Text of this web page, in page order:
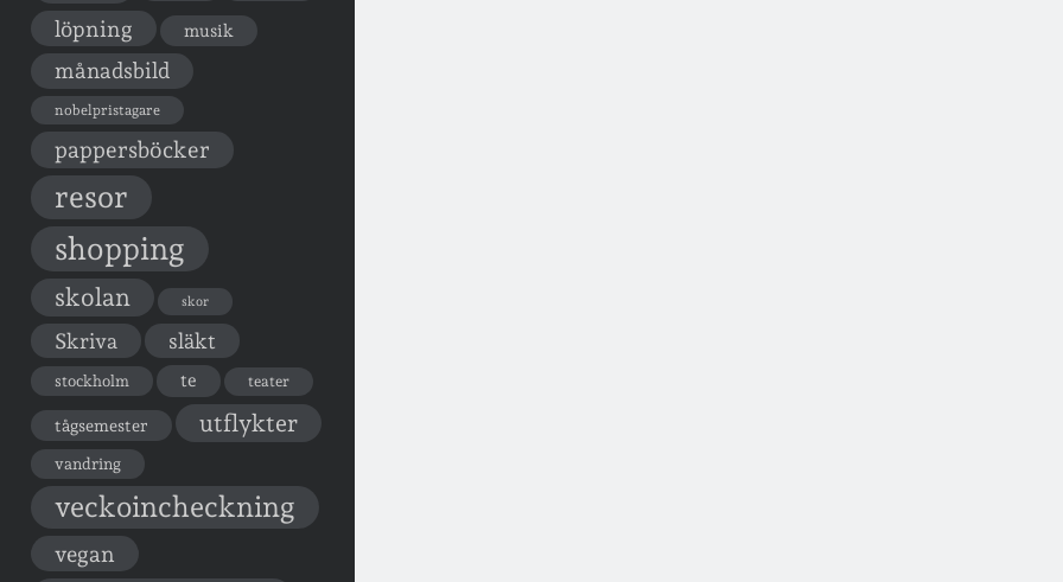
löpning musik
månadsbild
nobelpristagare
pappersböcker
resor
shopping
skolan skor
Skriva släkt
stockholm te teater
tågsemester utflykter
vandring
veckoincheckning
vegan